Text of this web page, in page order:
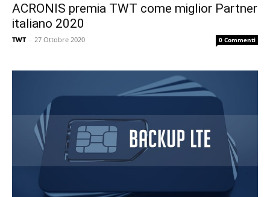
ACRONIS premia TWT come miglior Partner
italiano 2020
TWT - 27 Ottobre 2020 0 Commenti